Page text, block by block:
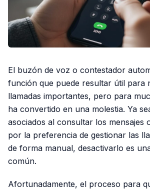
El buzón de voz o contestador
función que puede resultar útil para
llamadas importantes, pero para
ha convertido en una molestia. Ya
asociados al consultar los mensajes
por la preferencia de gestionar las
de forma manual, desactivarlo es
común.
Afortunadamente, el proceso para